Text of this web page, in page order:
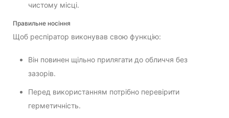
чистому місці.
Правильне носіння
Щоб респіратор виконував свою функцію:
Він повинен щільно прилягати до обличчя без
зазорів.
Перед використанням потрібно перевірити
герметичність.